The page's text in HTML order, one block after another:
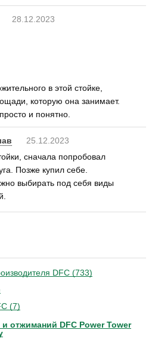
28.12.2023
в этой стойке,
которую она занимает.
и понятно.
25.12.2023
сначала попробовал
Позже купил себе.
выбирать под себя виды
DFC (733)
(7)
отжиманий DFC Power Tower